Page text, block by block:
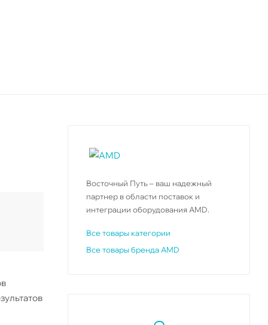
Восточный Путь – ваш надежный
партнер в области поставок и
интеграции оборудования AMD.
Все товары категории
Все товары бренда AMD